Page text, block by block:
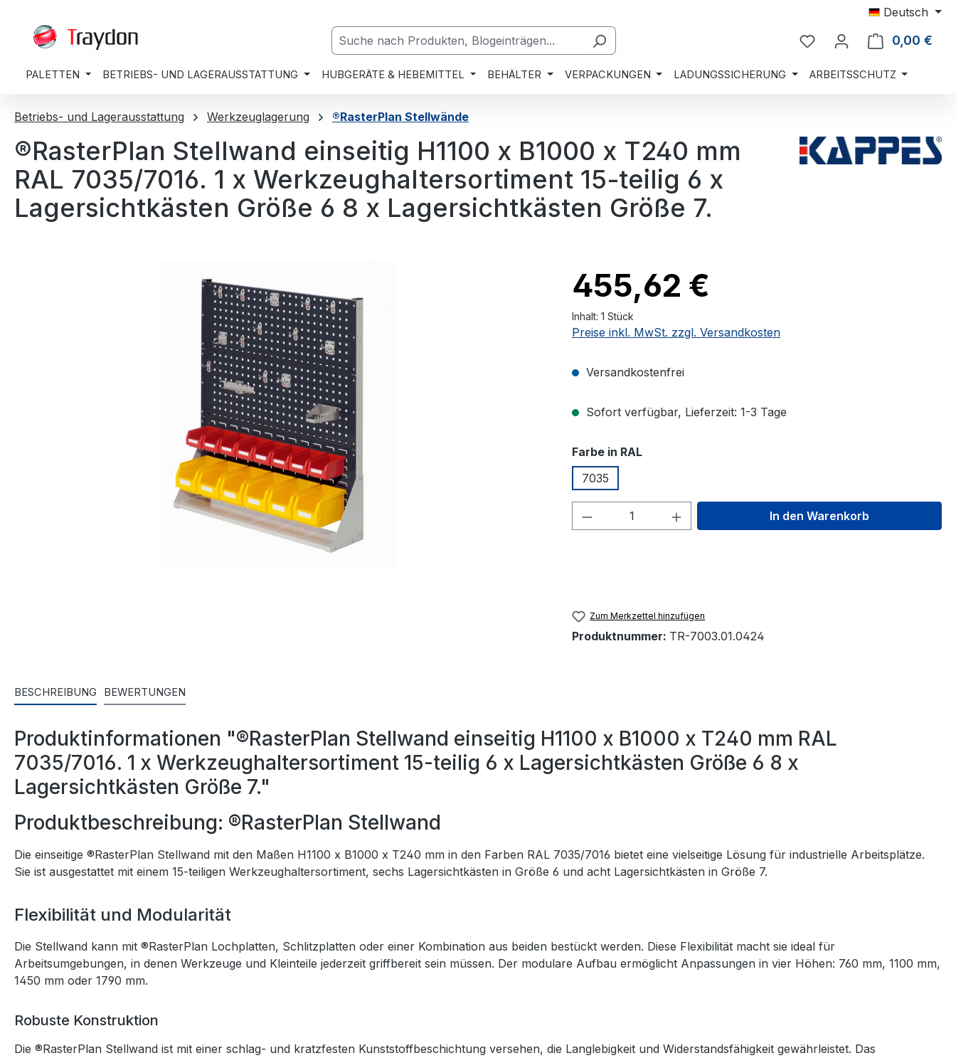
Deutsch
0,00 €
PALETTEN BETRIEBS- UND LAGERAUSSTATTUNG HUBGERÄTE & HEBEMITTEL BEHÄLTER VERPACKUNGEN LADUNGSSICHERUNG ARBEITSSCHUTZ
Betriebs- und Lagerausstattung Werkzeuglagerung ®RasterPlan Stellwände
®RasterPlan Stellwand einseitig H1100 x B1000 x T240 mm
RAL 7035/7016. 1 x Werkzeughaltersortiment 15-teilig 6 x
Lagersichtkästen Größe 6 8 x Lagersichtkästen Größe 7.
455,62 €
Inhalt: 1 Stück
Preise inkl. MwSt. zzgl. Versandkosten
Versandkostenfrei
Sofort verfügbar, Lieferzeit: 1-3 Tage
Farbe in RALauswählen
7035
Produkt Anzahl: Gib den gewünschten Wert
In den Warenkorb
Zum Merkzettel hinzufügen
Produktnummer: TR-7003.01.0424
BESCHREIBUNG BEWERTUNGEN
Produktinformationen "®RasterPlan Stellwand einseitig H1100 x B1000 x T240 mm RAL
7035/7016. 1 x Werkzeughaltersortiment 15-teilig 6 x Lagersichtkästen Größe 6 8 x
Lagersichtkästen Größe 7."
Produktbeschreibung: ®RasterPlan Stellwand
Die einseitige ®RasterPlan Stellwand mit den Maßen H1100 x B1000 x T240 mm in den Farben RAL 7035/7016 bietet eine vielseitige Lösung für industrielle Arbeitsplätze.
Sie ist ausgestattet mit einem 15-teiligen Werkzeughaltersortiment, sechs Lagersichtkästen in Größe 6 und acht Lagersichtkästen in Größe 7.
Flexibilität und Modularität
Die Stellwand kann mit ®RasterPlan Lochplatten, Schlitzplatten oder einer Kombination aus beiden bestückt werden. Diese Flexibilität macht sie ideal für
Arbeitsumgebungen, in denen Werkzeuge und Kleinteile jederzeit griffbereit sein müssen. Der modulare Aufbau ermöglicht Anpassungen in vier Höhen: 760 mm, 1100 mm,
1450 mm oder 1790 mm.
Robuste Konstruktion
Die ®RasterPlan Stellwand ist mit einer schlag- und kratzfesten Kunststoffbeschichtung versehen, die Langlebigkeit und Widerstandsfähigkeit gewährleistet. Das